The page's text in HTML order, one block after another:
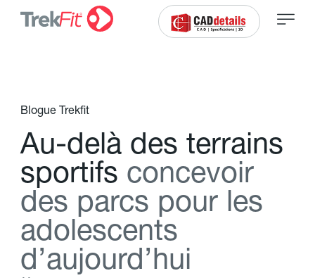
Blogue Trekfit
Au-delà des terrains
sportifs concevoir
des parcs pour les
adolescents
d’aujourd’hui